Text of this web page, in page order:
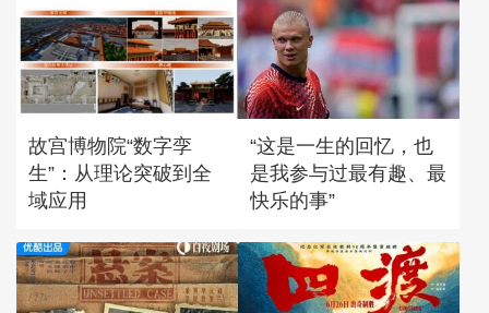
故宫博物院“数字孪
生”：从理论突破到全
域应用
“这是一生的回忆，也
是我参与过最有趣、最
快乐的事”